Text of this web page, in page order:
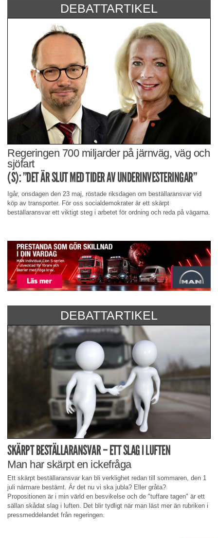
DEBATTARTIKEL
Regeringen 700 miljarder på järnväg, väg och
sjöfart
(S): ”DET ÄR SLUT MED TIDER AV UNDERINVESTERINGAR”
Igår, onsdagen den 23 maj, röstade riksdagen om beställaransvar vid
köp av transporter. För oss socialdemokrater är ett skärpt
beställaransvar ett viktigt steg i arbetet för ordning och reda på vägarna.
DEBATTARTIKEL
SKÄRPT BESTÄLLARANSVAR – ETT SLAG I LUFTEN
Man har skärpt en ickefråga
Ett skärpt beställaransvar kan bli verklighet redan till sommaren, den 1
juli närmare bestämt. Är det nu vi ska jubla? Eller gråta?
Propositionen är i min värld en besvikelse och de "tuffare tagen" är ett
sällan skådat slag i luften. Det blir tydligt när man läst mer än rubriken i
pressmeddelandet från regeringen.